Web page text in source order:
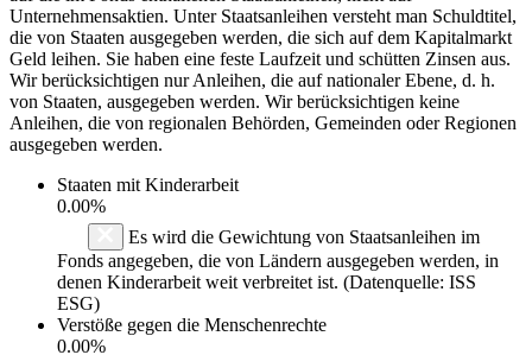
Unternehmensaktien. Unter Staatsanleihen versteht man Schuldtitel,
die von Staaten ausgegeben werden, die sich auf dem Kapitalmarkt
Geld leihen. Sie haben eine feste Laufzeit und schütten Zinsen aus.
Wir berücksichtigen nur Anleihen, die auf nationaler Ebene, d. h.
von Staaten, ausgegeben werden. Wir berücksichtigen keine
Anleihen, die von regionalen Behörden, Gemeinden oder Regionen
ausgegeben werden.
Staaten mit Kinderarbeit
0.00%
Es wird die Gewichtung von Staatsanleihen im
Fonds angegeben, die von Ländern ausgegeben werden, in
denen Kinderarbeit weit verbreitet ist. (Datenquelle: ISS
ESG)
Verstöße gegen die Menschenrechte
0.00%